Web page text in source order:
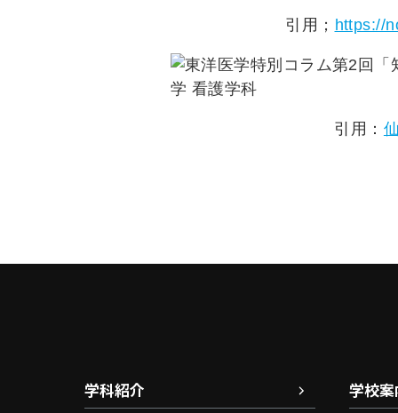
引用； https://
引用：
学科紹介 学校案